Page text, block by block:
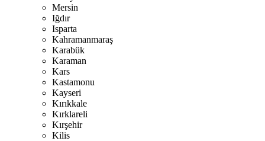
Mersin
Iğdır
Isparta
Kahramanmaraş
Karabük
Karaman
Kars
Kastamonu
Kayseri
Kırıkkale
Kırklareli
Kırşehir
Kilis